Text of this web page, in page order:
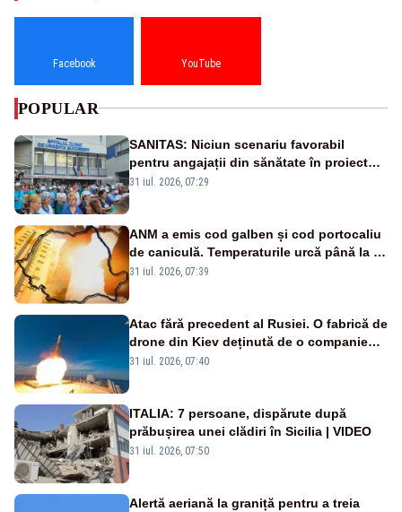
Facebook YouTube
POPULAR
SANITAS: Niciun scenariu favorabil
pentru angajații din sănătate în proiectul
Legii salarizării
31 iul. 2026, 07:29
ANM a emis cod galben și cod portocaliu
de caniculă. Temperaturile urcă până la 38
de grade, iar nopțile devin tropicale
31 iul. 2026, 07:39
Atac fără precedent al Rusiei. O fabrică de
drone din Kiev deținută de o companie
americană, distrusă de o rachetă
31 iul. 2026, 07:40
ITALIA: 7 persoane, dispărute după
prăbușirea unei clădiri în Sicilia | VIDEO
31 iul. 2026, 07:50
Alertă aeriană la graniță pentru a treia